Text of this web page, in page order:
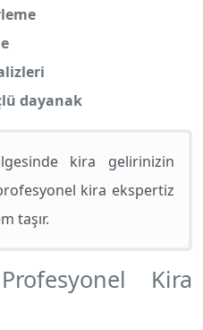
dayanak
kira gelirinizin
kira ekspertiz
taşır.
Kira